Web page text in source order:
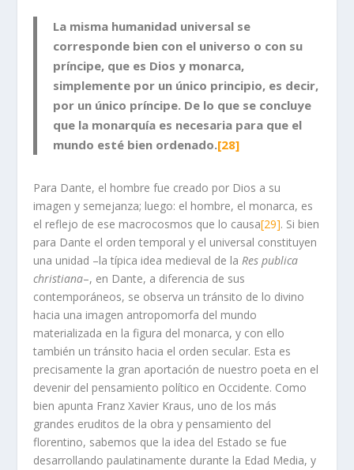
La misma humanidad universal se
corresponde bien con el universo o con su
príncipe, que es Dios y monarca,
simplemente por un único principio, es decir,
por un único príncipe. De lo que se concluye
que la monarquía es necesaria para que el
mundo esté bien ordenado.[28]
Para Dante, el hombre fue creado por Dios a su
imagen y semejanza; luego: el hombre, el monarca, es
el reflejo de ese macrocosmos que lo causa[29]. Si bien
para Dante el orden temporal y el universal constituyen
una unidad –la típica idea medieval de laRes publica
christiana–, en Dante, a diferencia de sus
contemporáneos, se observa un tránsito de lo divino
hacia una imagen antropomorfa del mundo
materializada en la figura del monarca, y con ello
también un tránsito hacia el orden secular. Esta es
precisamente la gran aportación de nuestro poeta en el
devenir del pensamiento político en Occidente. Como
bien apunta Franz Xavier Kraus, uno de los más
grandes eruditos de la obra y pensamiento del
florentino, sabemos que la idea del Estado se fue
desarrollando paulatinamente durante la Edad Media, y